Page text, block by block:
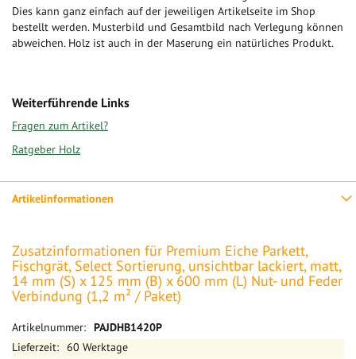
Dies kann ganz einfach auf der jeweiligen Artikelseite im Shop
bestellt werden. Musterbild und Gesamtbild nach Verlegung können
abweichen. Holz ist auch in der Maserung ein natürliches Produkt.
Weiterführende Links
Fragen zum Artikel?
Ratgeber Holz
Artikelinformationen
Zusatzinformationen für Premium Eiche Parkett,
Fischgrät, Select Sortierung, unsichtbar lackiert, matt,
14 mm (S) x 125 mm (B) x 600 mm (L) Nut- und Feder
Verbindung (1,2 m² / Paket)
Mehr
Informationen
PAJDHB1420P
60 Werktage